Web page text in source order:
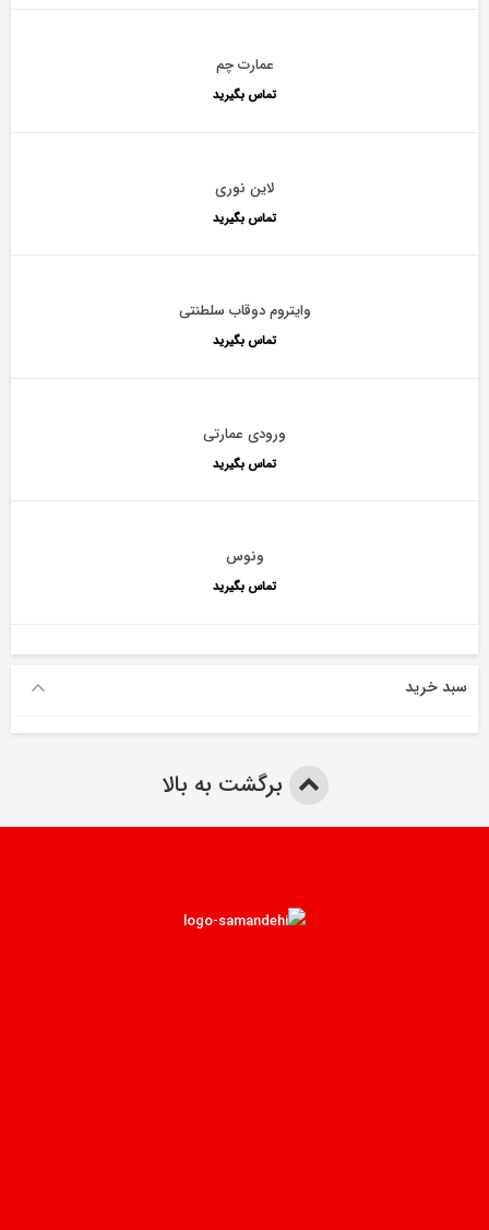
عمارت چم
تماس بگیرید
لاین نوری
تماس بگیرید
وایتروم دوقاب سلطنتی
تماس بگیرید
ورودی عمارتی
تماس بگیرید
ونوس
تماس بگیرید
سبد خرید
برگشت به بالا